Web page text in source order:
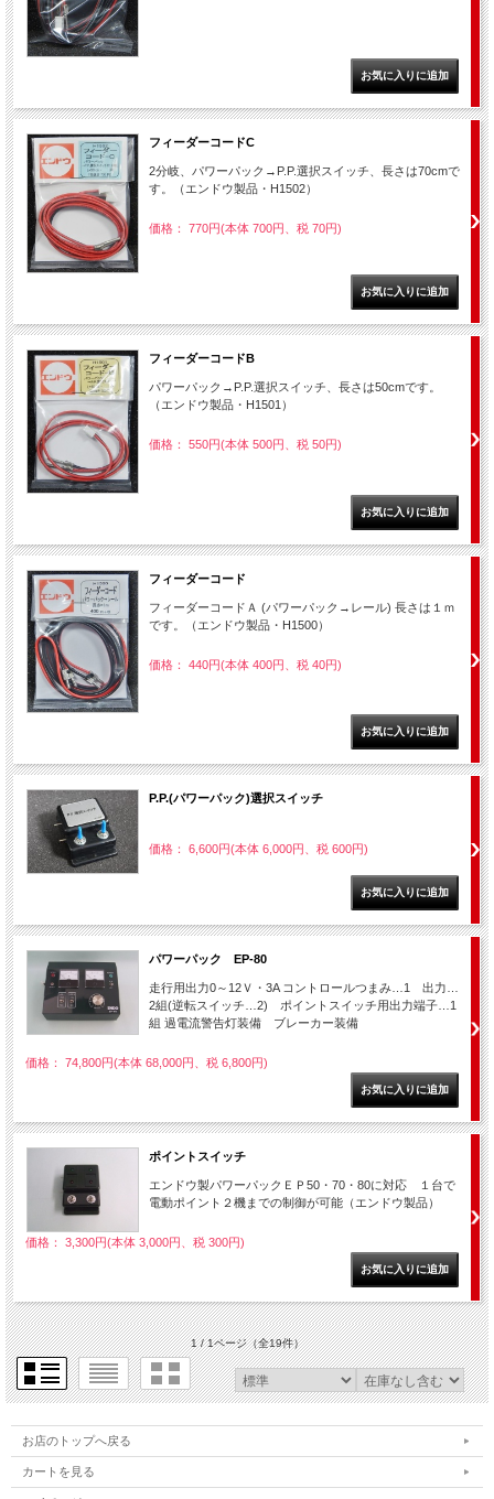
フィーダーコードC
2分岐、パワーパック→P.P.選択スイッチ、長さは70cmで
す。（エンドウ製品・H1502）
価格： 770円(本体 700円、税 70円)
フィーダーコードB
パワーパック→P.P.選択スイッチ、長さは50cmです。
（エンドウ製品・H1501）
価格： 550円(本体 500円、税 50円)
フィーダーコード
フィーダーコードＡ (パワーパック→レール) 長さは１ｍ
です。（エンドウ製品・H1500）
価格： 440円(本体 400円、税 40円)
P.P.(パワーパック)選択スイッチ
価格： 6,600円(本体 6,000円、税 600円)
パワーパック EP-80
走行用出力0～12Ｖ・3A コントロールつまみ…1 出力…
2組(逆転スイッチ…2) ポイントスイッチ用出力端子…1
組 過電流警告灯装備 ブレーカー装備
価格： 74,800円(本体 68,000円、税 6,800円)
ポイントスイッチ
エンドウ製パワーパックＥＰ50・70・80に対応 １台で
電動ポイント２機までの制御が可能（エンドウ製品）
価格： 3,300円(本体 3,000円、税 300円)
1 / 1ページ（全19件）
お店のトップへ戻る
カートを見る